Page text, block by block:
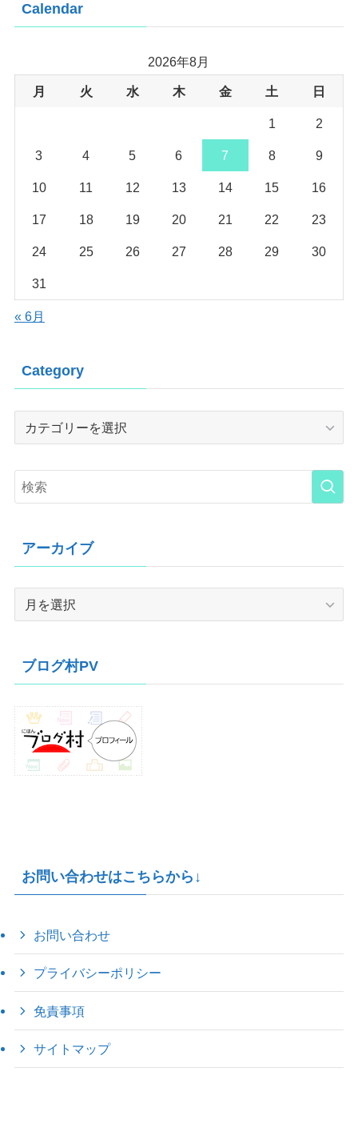
Calendar
2026年8月
月 火 水 木 金 土 日
1 2
3 4 5 6 7 8 9
10 11 12 13 14 15 16
17 18 19 20 21 22 23
24 25 26 27 28 29 30
31
« 6月
Category
Category
アーカイブ
ブ
ブログ村PV
お問い合わせはこちらから↓
お問い合わせ
プライバシーポリシー
免責事項
サイトマップ